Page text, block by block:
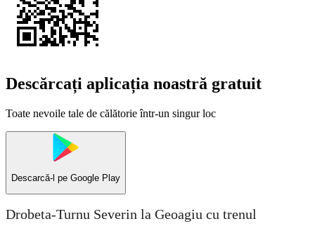
Descărcați aplicația noastră gratuit
Toate nevoile tale de călătorie într-un singur loc
Descarcă-l pe Google Play
Drobeta-Turnu Severin la Geoagiu cu trenul